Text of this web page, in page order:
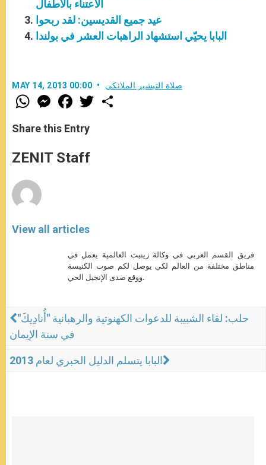
الاعتناء بالأطفال
عيد جميع القديسين: لقد ربحوا
البابا يحيّي استشهاد الراهبات العشر في بولندا
MAY 14, 2013 00:00 صلاة التبشير الملائكي
W
h
t
s
p
p
M
e
s
e
g
e
F
a
e
b
o
k
w
Share this Entry
ZENIT Staff
View all articles
فريق القسم العربي في وكالة زينيت العالمية يعمل في
مناطق مختلفة من العالم لكي يوصل لكم صوت الكنيسة
ووقع صدى الإنجيل الحي.
حلب: لقاء الشبيبة للدعوات الكهنوتية والرهبانية "أُنادِيكَ"
في سنة الإيمان
البابا يتسلم الدليل الحبري لعام 2013